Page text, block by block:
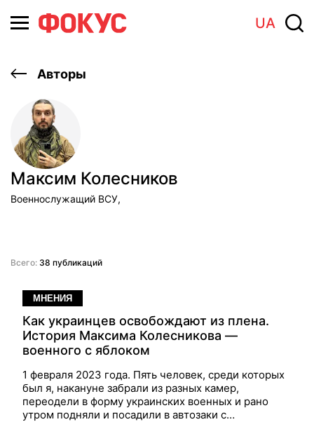
UA
Авторы
Максим Колесников
Военнослужащий ВСУ,
Всего: 38 публикаций
МНЕНИЯ
Как украинцев освобождают из плена.
История Максима Колесникова —
военного с яблоком
1 февраля 2023 года. Пять человек, среди которых
был я, накануне забрали из разных камер,
переодели в форму украинских военных и рано
утром подняли и посадили в автозаки с